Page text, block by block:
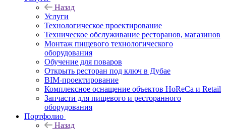
Назад
Услуги
Технологическое проектирование
Техническое обслуживание ресторанов, магазинов
Монтаж пищевого технологического
оборудования
Обучение для поваров
Открыть ресторан под ключ в Дубае
BIM-проектирование
Комплексное оснащение объектов HoReCa и Retail
Запчасти для пищевого и ресторанного
оборудования
Портфолио
Назад